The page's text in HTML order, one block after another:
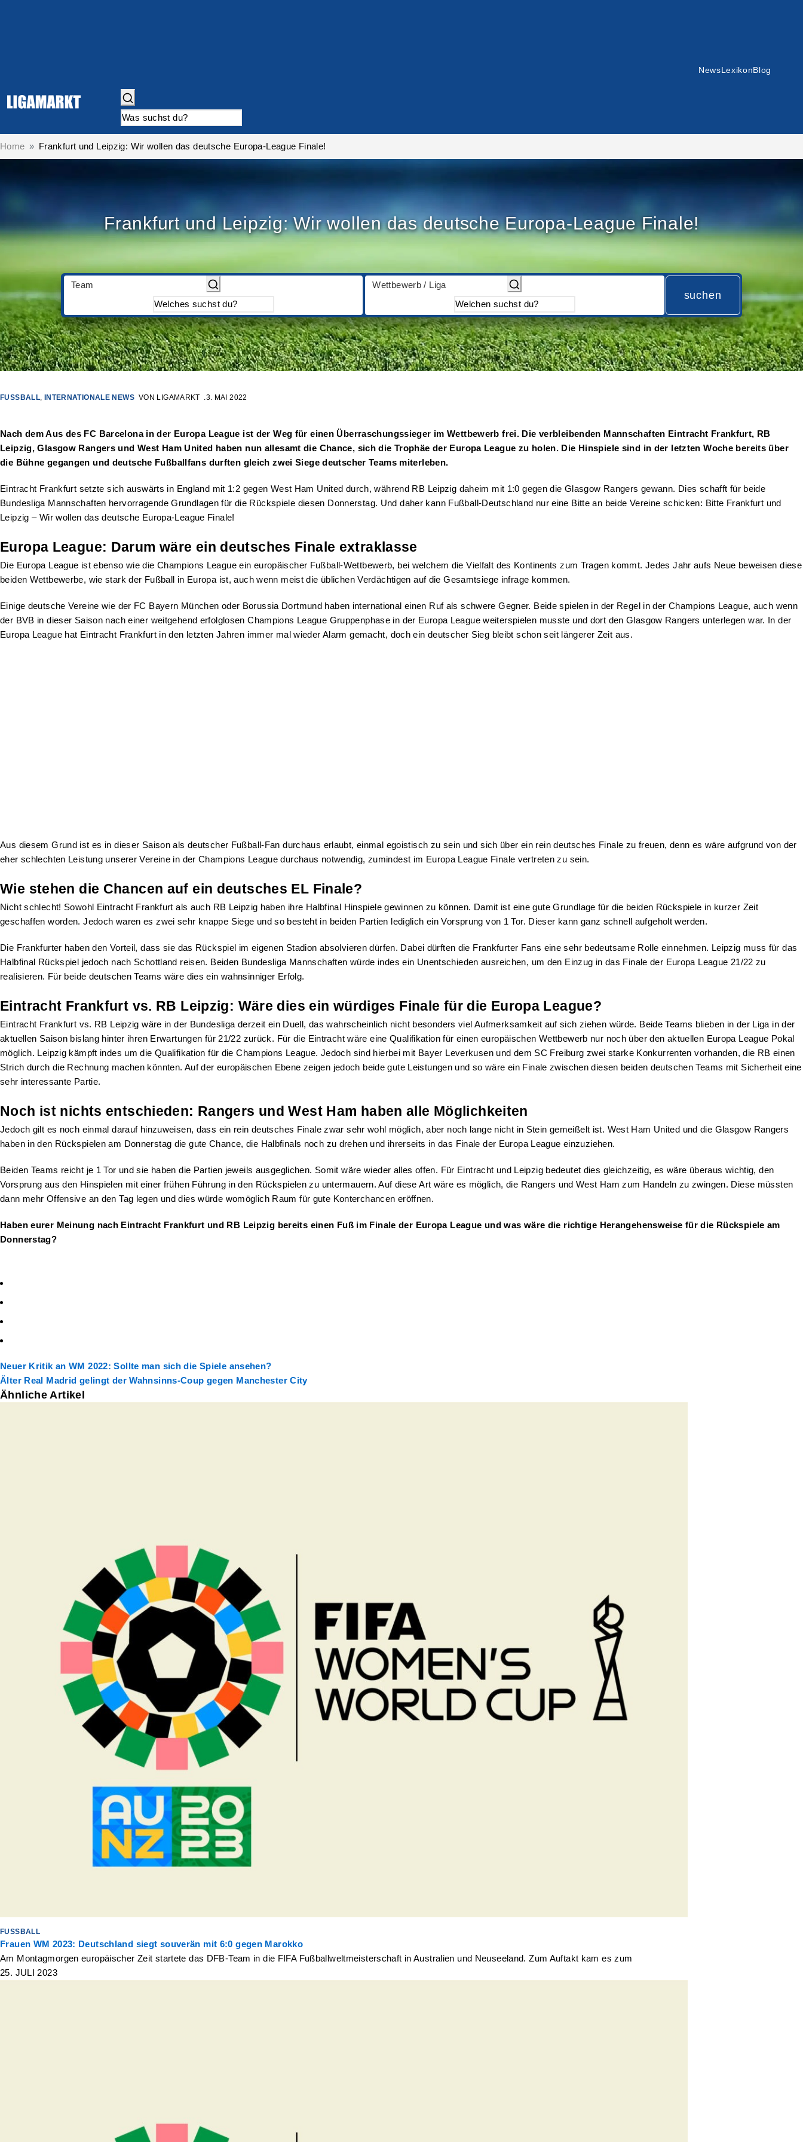
News Lexikon Blog
Home Frankfurt und Leipzig: Wir wollen das deutsche Europa-League Finale!
Frankfurt und Leipzig: Wir wollen das deutsche Europa-League Finale!
Team Wettbewerb / Liga
suchen
FUSSBALL , INTERNATIONALE NEWS VON LIGAMARKT 3. MAI 2022
Nach dem Aus des FC Barcelona in der Europa League ist der Weg für einen Überraschungssieger im Wettbewerb frei. Die verbleibenden Mannschaften Eintracht Frankfurt, RB
Leipzig, Glasgow Rangers und West Ham United haben nun allesamt die Chance, sich die Trophäe der Europa League zu holen. Die Hinspiele sind in der letzten Woche bereits über
die Bühne gegangen und deutsche Fußballfans durften gleich zwei Siege deutscher Teams miterleben.
Eintracht Frankfurt setzte sich auswärts in England mit 1:2 gegen West Ham United durch, während RB Leipzig daheim mit 1:0 gegen die Glasgow Rangers gewann. Dies schafft für beide
Bundesliga Mannschaften hervorragende Grundlagen für die Rückspiele diesen Donnerstag. Und daher kann Fußball-Deutschland nur eine Bitte an beide Vereine schicken: Bitte Frankfurt und
Leipzig – Wir wollen das deutsche Europa-League Finale!
Europa League: Darum wäre ein deutsches Finale extraklasse
Die Europa League ist ebenso wie die Champions League ein europäischer Fußball-Wettbewerb, bei welchem die Vielfalt des Kontinents zum Tragen kommt. Jedes Jahr aufs Neue beweisen diese
beiden Wettbewerbe, wie stark der Fußball in Europa ist, auch wenn meist die üblichen Verdächtigen auf die Gesamtsiege infrage kommen.
Einige deutsche Vereine wie der FC Bayern München oder Borussia Dortmund haben international einen Ruf als schwere Gegner. Beide spielen in der Regel in der Champions League, auch wenn
der BVB in dieser Saison nach einer weitgehend erfolglosen Champions League Gruppenphase in der Europa League weiterspielen musste und dort den Glasgow Rangers unterlegen war. In der
Europa League hat Eintracht Frankfurt in den letzten Jahren immer mal wieder Alarm gemacht, doch ein deutscher Sieg bleibt schon seit längerer Zeit aus.
Aus diesem Grund ist es in dieser Saison als deutscher Fußball-Fan durchaus erlaubt, einmal egoistisch zu sein und sich über ein rein deutsches Finale zu freuen, denn es wäre aufgrund von der
eher schlechten Leistung unserer Vereine in der Champions League durchaus notwendig, zumindest im Europa League Finale vertreten zu sein.
Wie stehen die Chancen auf ein deutsches EL Finale?
Nicht schlecht! Sowohl Eintracht Frankfurt als auch RB Leipzig haben ihre Halbfinal Hinspiele gewinnen zu können. Damit ist eine gute Grundlage für die beiden Rückspiele in kurzer Zeit
geschaffen worden. Jedoch waren es zwei sehr knappe Siege und so besteht in beiden Partien lediglich ein Vorsprung von 1 Tor. Dieser kann ganz schnell aufgeholt werden.
Die Frankfurter haben den Vorteil, dass sie das Rückspiel im eigenen Stadion absolvieren dürfen. Dabei dürften die Frankfurter Fans eine sehr bedeutsame Rolle einnehmen. Leipzig muss für das
Halbfinal Rückspiel jedoch nach Schottland reisen. Beiden Bundesliga Mannschaften würde indes ein Unentschieden ausreichen, um den Einzug in das Finale der Europa League 21/22 zu
realisieren. Für beide deutschen Teams wäre dies ein wahnsinniger Erfolg.
Eintracht Frankfurt vs. RB Leipzig: Wäre dies ein würdiges Finale für die Europa League?
Eintracht Frankfurt vs. RB Leipzig wäre in der Bundesliga derzeit ein Duell, das wahrscheinlich nicht besonders viel Aufmerksamkeit auf sich ziehen würde. Beide Teams blieben in der Liga in der
aktuellen Saison bislang hinter ihren Erwartungen für 21/22 zurück. Für die Eintracht wäre eine Qualifikation für einen europäischen Wettbewerb nur noch über den aktuellen Europa League Pokal
möglich. Leipzig kämpft indes um die Qualifikation für die Champions League. Jedoch sind hierbei mit Bayer Leverkusen und dem SC Freiburg zwei starke Konkurrenten vorhanden, die RB einen
Strich durch die Rechnung machen könnten. Auf der europäischen Ebene zeigen jedoch beide gute Leistungen und so wäre ein Finale zwischen diesen beiden deutschen Teams mit Sicherheit eine
sehr interessante Partie.
Noch ist nichts entschieden: Rangers und West Ham haben alle Möglichkeiten
Jedoch gilt es noch einmal darauf hinzuweisen, dass ein rein deutsches Finale zwar sehr wohl möglich, aber noch lange nicht in Stein gemeißelt ist. West Ham United und die Glasgow Rangers
haben in den Rückspielen am Donnerstag die gute Chance, die Halbfinals noch zu drehen und ihrerseits in das Finale der Europa League einzuziehen.
Beiden Teams reicht je 1 Tor und sie haben die Partien jeweils ausgeglichen. Somit wäre wieder alles offen. Für Eintracht und Leipzig bedeutet dies gleichzeitig, es wäre überaus wichtig, den
Vorsprung aus den Hinspielen mit einer frühen Führung in den Rückspielen zu untermauern. Auf diese Art wäre es möglich, die Rangers und West Ham zum Handeln zu zwingen. Diese müssten
dann mehr Offensive an den Tag legen und dies würde womöglich Raum für gute Konterchancen eröffnen.
Haben eurer Meinung nach Eintracht Frankfurt und RB Leipzig bereits einen Fuß im Finale der Europa League und was wäre die richtige Herangehensweise für die Rückspiele am
Donnerstag?
Neuer Kritik an WM 2022: Sollte man sich die Spiele ansehen?
Älter Real Madrid gelingt der Wahnsinns-Coup gegen Manchester City
Ähnliche Artikel
FUSSBALL
Frauen WM 2023: Deutschland siegt souverän mit 6:0 gegen Marokko
Am Montagmorgen europäischer Zeit startete das DFB-Team in die FIFA Fußballweltmeisterschaft in Australien und Neuseeland. Zum Auftakt kam es zum
25. JULI 2023